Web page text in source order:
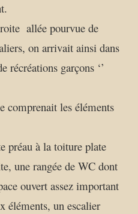
allée pourvue de
on arrivait ainsi dans
récréations garçons ‘’
comprenait les éléments
préau à la toiture plate
une rangée de WC dont
ouvert assez important
éléments, un escalier